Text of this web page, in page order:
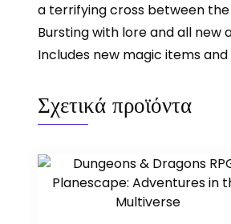
a terrifying cross between
Bursting with lore and all new
Includes new magic items
Σχετικά προϊόντα